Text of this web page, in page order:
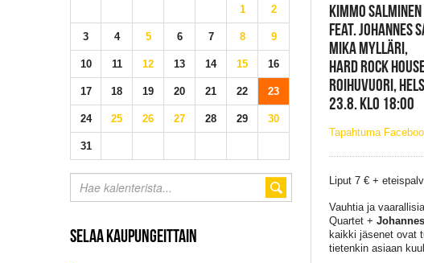
1 2
3 4 5 6 7 8 9
10 11 12 13 14 15 16
17 18 19 20 21 22 23
24 25 26 27 28 29 30
31
SELAA KAUPUNGEITTAIN
KIMMO SALMINEN
FEAT. JOHANNES
MIKA MYLLÄRI,
HARD ROCK
ROIHUVUORI,
23.8. KLO 18:00
Tapahtuma
Liput 7 € +
Vauhtia ja
Quartet +
kaikki jäsenet ovat
tietenkin asiaan